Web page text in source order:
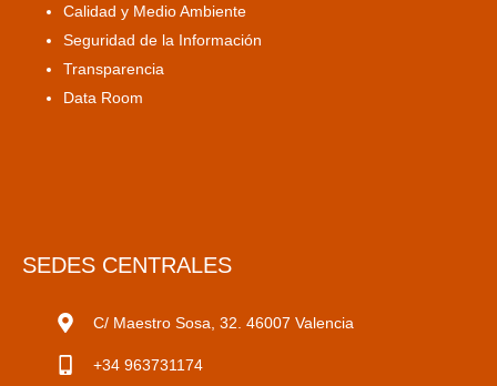
Calidad y Medio Ambiente
Seguridad de la Información
Transparencia
Data Room
SEDES CENTRALES
C/ Maestro Sosa, 32. 46007 Valencia
+34 963731174